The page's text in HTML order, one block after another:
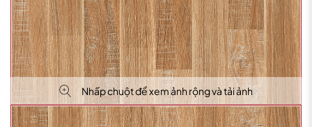
Nhấp chuột để xem ảnh rộng và tải ảnh